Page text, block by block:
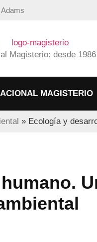
Magisterio: desde 1986
MAGISTERIO
» Ecología y